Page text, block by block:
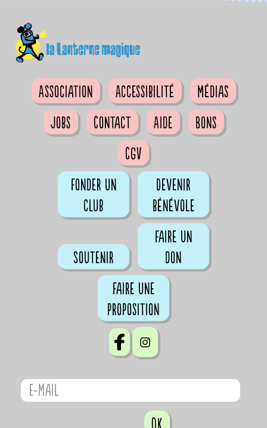
Association Accessibilité
Médias
Jobs
Contact Aide
Bons
CGV
Fonder un
club
Devenir
bénévole
Soutenir
Faire un
don
Faire une
proposition